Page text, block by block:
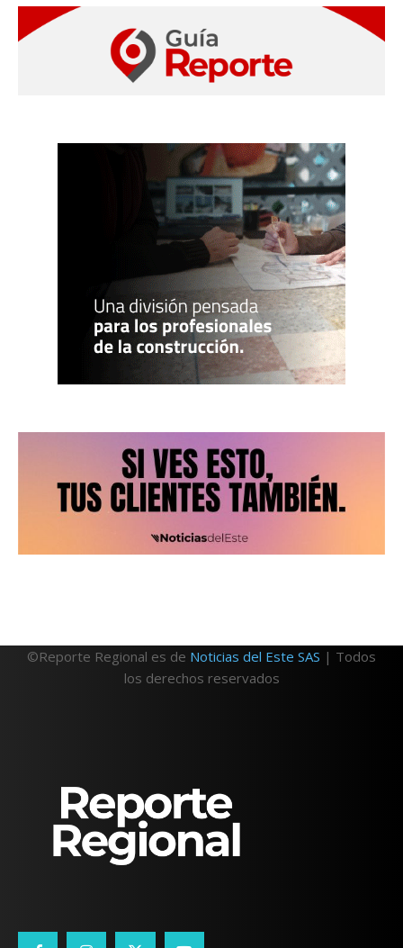
©Reporte Regional es de Noticias del Este SAS | Todos
los derechos reservados